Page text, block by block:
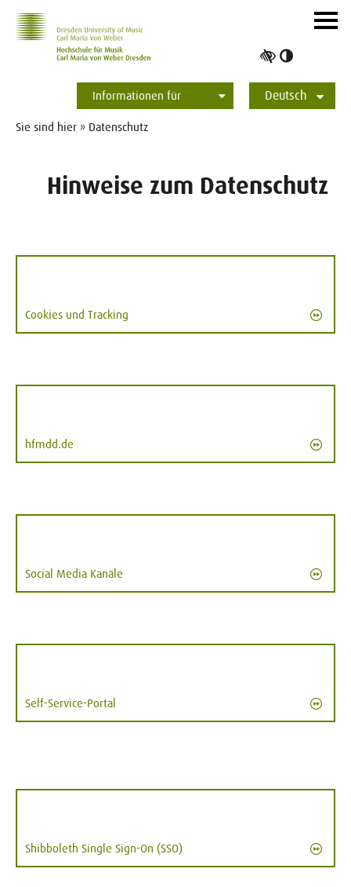
Informationen für
Studierende
Bewerber*innen
International
Presse
Alumni
Deutsch
ein-/
Sie sind hier » Datenschutz
Hinweise zum Datenschutz
Cookies und Tracking
hfmdd.de
Social Media Kanäle
Self-Service-Portal
Shibboleth Single Sign-On (SSO)